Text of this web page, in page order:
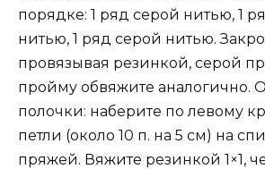
порядке: 1 ряд серой нитью, 1
нитью, 1 ряд серой нитью.
провязывая резинкой, серой
пройму обвяжите аналогично.
полочки: наберите по левому
петли (около 10 п. на 5 см) на
пряжей. Вяжите резинкой 1×1,